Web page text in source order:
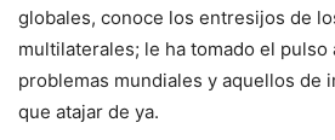
globales, conoce los entresijos de
multilaterales; le ha tomado el pulso
problemas mundiales y aquellos de
que atajar de ya.